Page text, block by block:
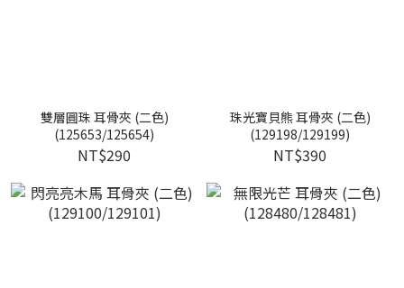
雙層圓珠 耳骨夾 (二色)
(125653/125654)
NT$290
珠光寶貝熊 耳骨夾 (二色)
(129198/129199)
NT$390